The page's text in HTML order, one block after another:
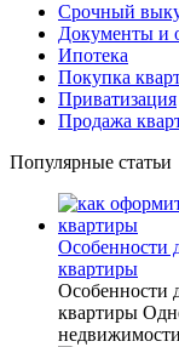
Cрочный
Документы и
Ипотека
Покупка
Приватизация
Продажа
Популярные статьи
Особенности
квартиры
Особенности
квартиры